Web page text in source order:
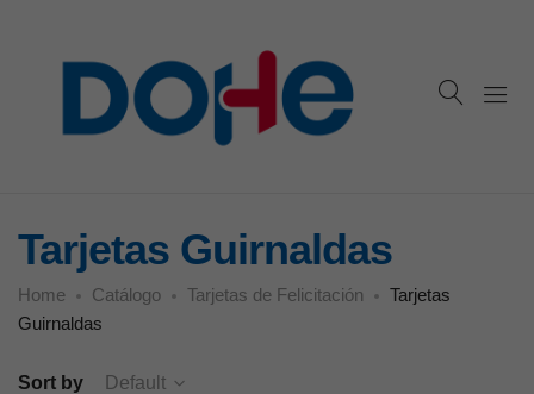
Tarjetas Guirnaldas
Home Catálogo Tarjetas de Felicitación
Tarjetas
Guirnaldas
Sort by Default